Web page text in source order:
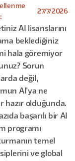
27/7/2026
AI lisanslarını
beklediğiniz
hala göremiyor
Sorun
değil,
AI'ya ne
hazır olduğunda.
başarılı bir AI
programı
temel
ve global